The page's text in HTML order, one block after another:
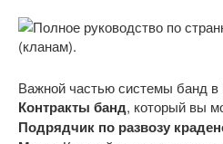
Важной частью системы банд в
Контракты банд, который вы
Подрядчик по развозу